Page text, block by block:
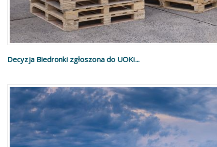
Decyzja Biedronki zgłoszona do UOKi...